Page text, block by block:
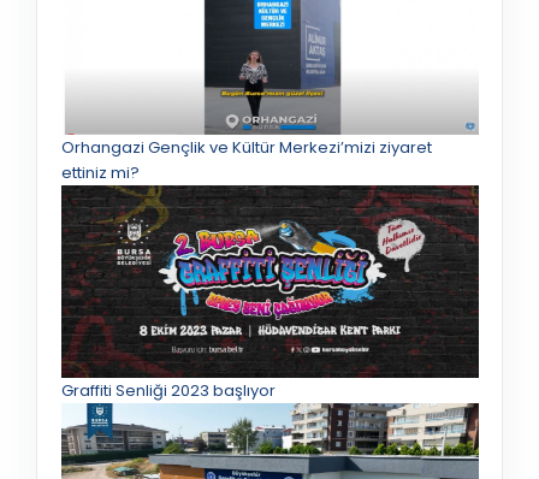
Orhangazi Gençlik ve Kültür Merkezi’mizi ziyaret
ettiniz mi?
Graffiti Senliği 2023 başlıyor